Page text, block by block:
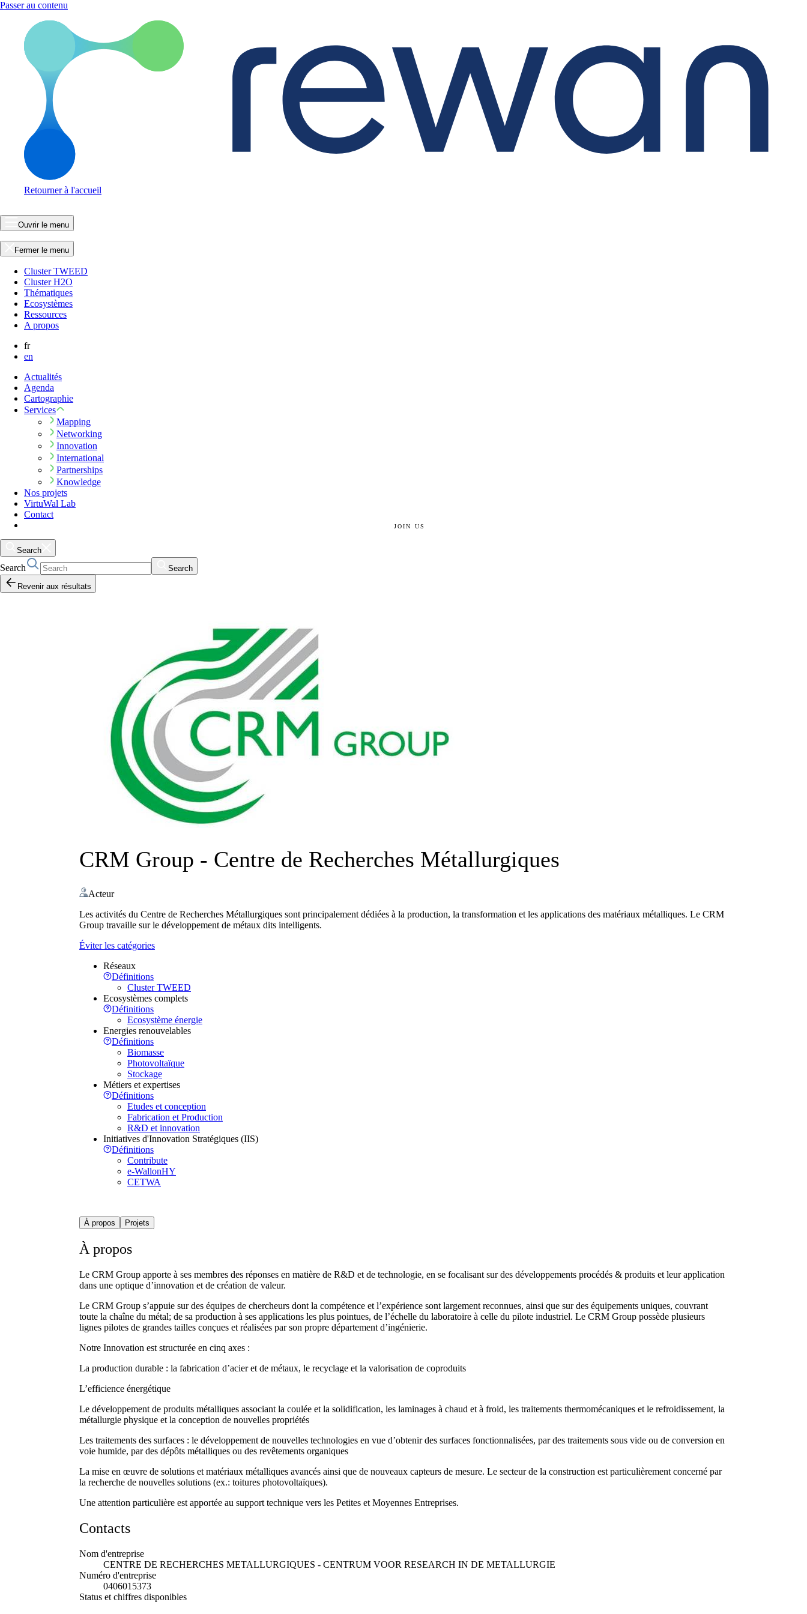
Passer au contenu
Retourner à l'accueil
Ouvrir le menu
Fermer le menu
Cluster TWEED
Cluster H2O
Thématiques
Ecosystèmes
Ressources
A propos
fr
en
Actualités
Agenda
Cartographie
Services
Mapping
Networking
Innovation
International
Partnerships
Knowledge
Nos projets
VirtuWal Lab
Contact
JOIN US
Search
Search
Search
Revenir aux résultats
CRM Group - Centre de Recherches Métallurgiques
Acteur
Les activités du Centre de Recherches Métallurgiques sont principalement dédiées à la production, la transformation et les applications des matériaux métalliques. Le CRM
Group travaille sur le développement de métaux dits intelligents.
Éviter les catégories
Réseaux
Définitions
Cluster TWEED
Ecosystèmes complets
Définitions
Ecosystème énergie
Energies renouvelables
Définitions
Biomasse
Photovoltaïque
Stockage
Métiers et expertises
Définitions
Etudes et conception
Fabrication et Production
R&D et innovation
Initiatives d'Innovation Stratégiques (IIS)
Définitions
Contribute
e-WallonHY
CETWA
À propos Projets
À propos
Le CRM Group apporte à ses membres des réponses en matière de R&D et de technologie, en se focalisant sur des développements procédés & produits et leur application
dans une optique d’innovation et de création de valeur.
Le CRM Group s’appuie sur des équipes de chercheurs dont la compétence et l’expérience sont largement reconnues, ainsi que sur des équipements uniques, couvrant
toute la chaîne du métal; de sa production à ses applications les plus pointues, de l’échelle du laboratoire à celle du pilote industriel. Le CRM Group possède plusieurs
lignes pilotes de grandes tailles conçues et réalisées par son propre département d’ingénierie.
Notre Innovation est structurée en cinq axes :
La production durable : la fabrication d’acier et de métaux, le recyclage et la valorisation de coproduits
L’efficience énergétique
Le développement de produits métalliques associant la coulée et la solidification, les laminages à chaud et à froid, les traitements thermomécaniques et le refroidissement, la
métallurgie physique et la conception de nouvelles propriétés
Les traitements des surfaces : le développement de nouvelles technologies en vue d’obtenir des surfaces fonctionnalisées, par des traitements sous vide ou de conversion en
voie humide, par des dépôts métalliques ou des revêtements organiques
La mise en œuvre de solutions et matériaux métalliques avancés ainsi que de nouveaux capteurs de mesure. Le secteur de la construction est particulièrement concerné par
la recherche de nouvelles solutions (ex.: toitures photovoltaïques).
Une attention particulière est apportée au support technique vers les Petites et Moyennes Entreprises.
Contacts
Nom d'entreprise
CENTRE DE RECHERCHES METALLURGIQUES - CENTRUM VOOR RESEARCH IN DE METALLURGIE
Numéro d'entreprise
0406015373
Status et chiffres disponibles